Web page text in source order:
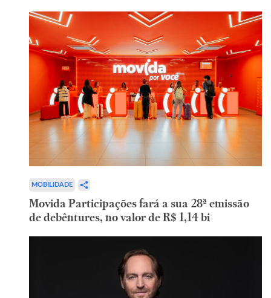
MOBILIDADE
Movida Participações fará a sua 28ª emissão
de debêntures, no valor de R$ 1,14 bi